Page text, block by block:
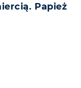
Papież